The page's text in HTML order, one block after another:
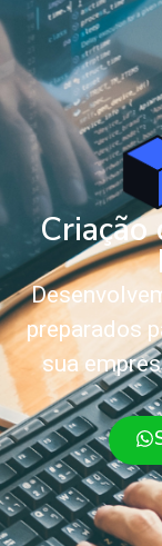
Criação
preparados
sua